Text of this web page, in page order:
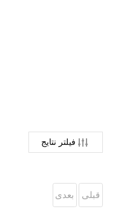
فیلتر نتایج
قبلی بعدی